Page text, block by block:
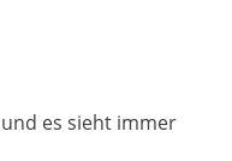
es sieht immer